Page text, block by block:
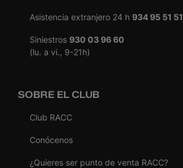
Asistencia extranjero 24 h 934 95 51 51
Siniestros 930 03 96 60
(lu. a vi., 9-21h)
SOBRE EL CLUB
Club RACC
Conócenos
¿Quieres ser punto de venta RACC?